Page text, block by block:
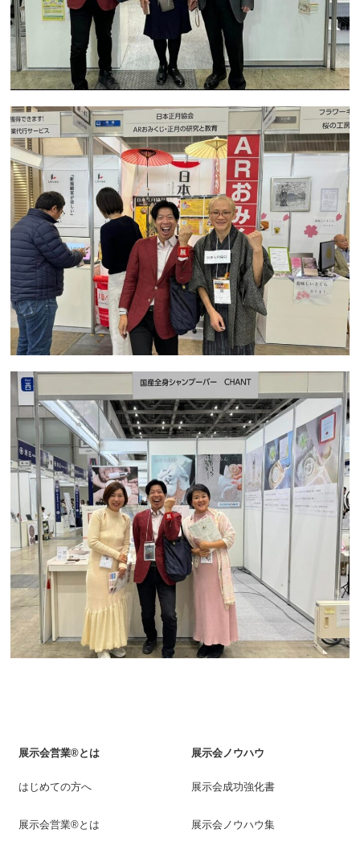
展示会営業®とは
はじめての方へ
展示会営業®とは
展示会ノウハウ
展示会成功強化書
展示会ノウハウ集